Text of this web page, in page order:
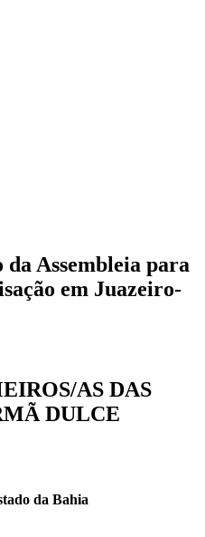
Assembleia para
em Juazeiro-
AS DAS
DULCE
da Bahia